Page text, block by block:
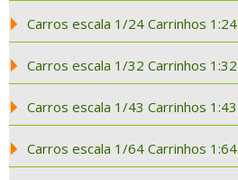
Carros escala 1/24 Carrinhos 1:24
Carros escala 1/32 Carrinhos 1:32
Carros escala 1/43 Carrinhos 1:43
Carros escala 1/64 Carrinhos 1:64